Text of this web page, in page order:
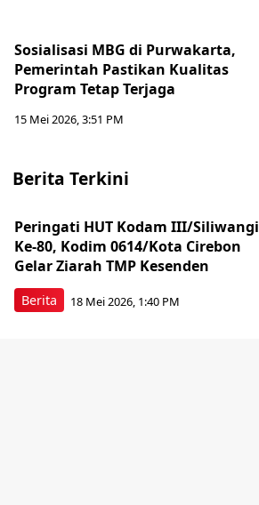
Sosialisasi MBG di Purwakarta,
Pemerintah Pastikan Kualitas
Program Tetap Terjaga
15 Mei 2026, 3:51 PM
Berita Terkini
Berita
Peringati HUT Kodam III/Siliwangi
Ke-80, Kodim 0614/Kota Cirebon
Gelar Ziarah TMP Kesenden
18 Mei 2026, 1:40 PM